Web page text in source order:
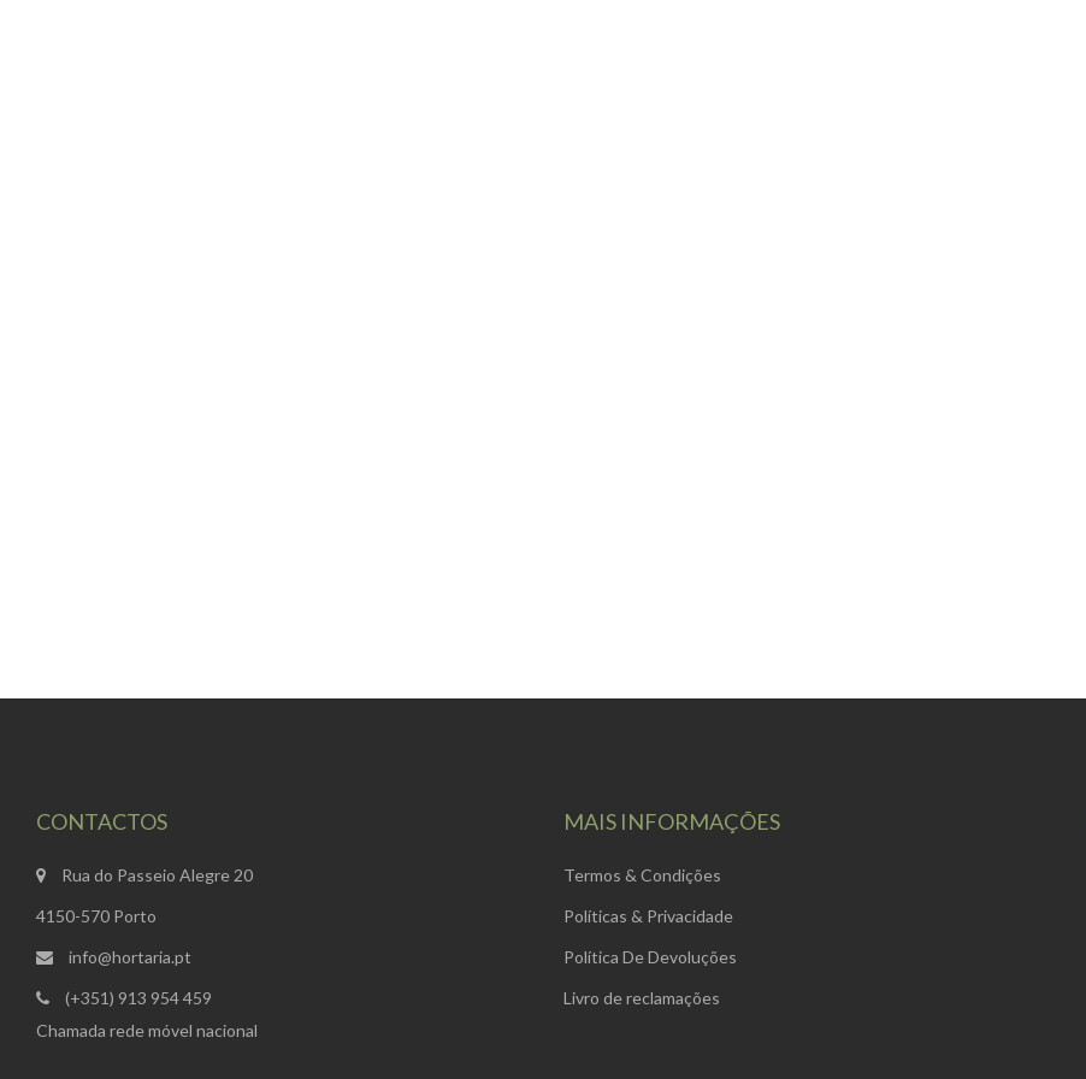
CONTACTOS
Rua do Passeio Alegre 20
4150-570 Porto
info@hortaria.pt
(+351) 913 954 459
Chamada rede móvel nacional
MAIS INFORMAÇÕES
Termos & Condições
Políticas & Privacidade
Política De Devoluções
Livro de reclamações